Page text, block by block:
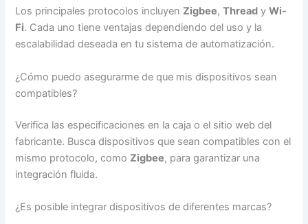
Los principales protocolos incluyenZigbee,Thread yWi-
Fi. Cada uno tiene ventajas dependiendo del uso y la
escalabilidad deseada en tu sistema de automatización.
¿Cómo puedo asegurarme de que mis dispositivos sean
compatibles?
Verifica las especificaciones en la caja o el sitio web del
fabricante. Busca dispositivos que sean compatibles con el
mismo protocolo, comoZigbee, para garantizar una
integración fluida.
¿Es posible integrar dispositivos de diferentes marcas?